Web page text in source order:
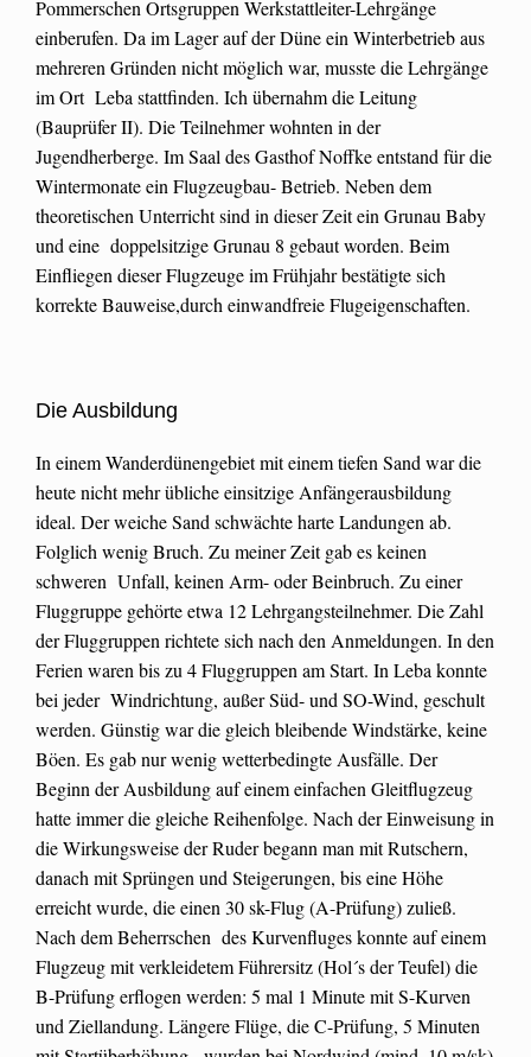
Pommerschen Ortsgruppen Werkstattleiter-Lehrgänge
einberufen. Da im Lager auf der Düne ein Winterbetrieb aus
mehreren Gründen nicht möglich war, musste die Lehrgänge
im Ort Leba stattfinden. Ich übernahm die Leitung
(Bauprüfer II). Die Teilnehmer wohnten in der
Jugendherberge. Im Saal des Gasthof Noffke entstand für die
Wintermonate ein Flugzeugbau- Betrieb. Neben dem
theoretischen Unterricht sind in dieser Zeit ein Grunau Baby
und eine doppelsitzige Grunau 8 gebaut worden. Beim
Einfliegen dieser Flugzeuge im Frühjahr bestätigte sich
korrekte Bauweise,durch einwandfreie Flugeigenschaften.
Die Ausbildung
In einem Wanderdünengebiet mit einem tiefen Sand war die
heute nicht mehr übliche einsitzige Anfängerausbildung
ideal. Der weiche Sand schwächte harte Landungen ab.
Folglich wenig Bruch. Zu meiner Zeit gab es keinen
schweren Unfall, keinen Arm- oder Beinbruch. Zu einer
Fluggruppe gehörte etwa 12 Lehrgangsteilnehmer. Die Zahl
der Fluggruppen richtete sich nach den Anmeldungen. In den
Ferien waren bis zu 4 Fluggruppen am Start. In Leba konnte
bei jeder Windrichtung, außer Süd- und SO-Wind, geschult
werden. Günstig war die gleich bleibende Windstärke, keine
Böen. Es gab nur wenig wetterbedingte Ausfälle. Der
Beginn der Ausbildung auf einem einfachen Gleitflugzeug
hatte immer die gleiche Reihenfolge. Nach der Einweisung in
die Wirkungsweise der Ruder begann man mit Rutschern,
danach mit Sprüngen und Steigerungen, bis eine Höhe
erreicht wurde, die einen 30 sk-Flug (A-Prüfung) zuließ.
Nach dem Beherrschen des Kurvenfluges konnte auf einem
Flugzeug mit verkleidetem Führersitz (Hol´s der Teufel) die
B-Prüfung erflogen werden: 5 mal 1 Minute mit S-Kurven
und Ziellandung. Längere Flüge, die C-Prüfung, 5 Minuten